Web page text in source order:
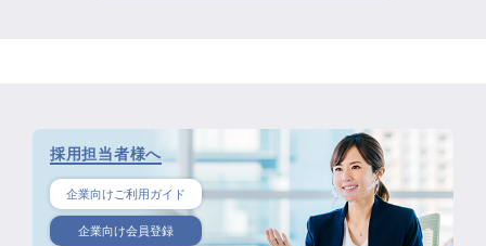
採用担当者様へ
企業向けご利用ガイド
企業向け会員登録